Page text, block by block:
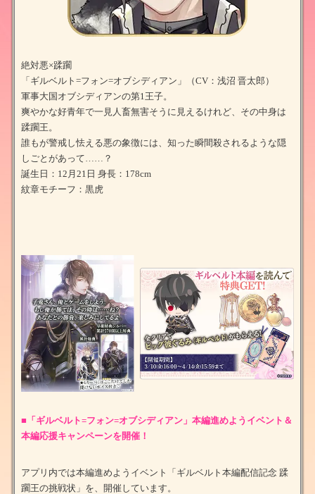
絶対悪×蹂躙
「ギルベルト=フォン=オブシディアン」（CV：浅沼 晋太郎）
軍事大国オブシディアンの第1王子。
爽やかな好青年で一見人畜無害そうに見えるけれど、その中身は
蹂躙王。
誰もが警戒し怯える悪の象徴には、知った瞬間殺されるような隠
しごとがあって……？
誕生日：12月21日 身長：178cm
紋章モチーフ：黒虎
■「ギルベルト=フォン=オブシディアン」本編進めようイベント＆
本編応援キャンペーンを開催！
アプリ内では本編進めようイベント「ギルベルト本編配信記念 蹂
躙王の挑戦状」を、開催しています。